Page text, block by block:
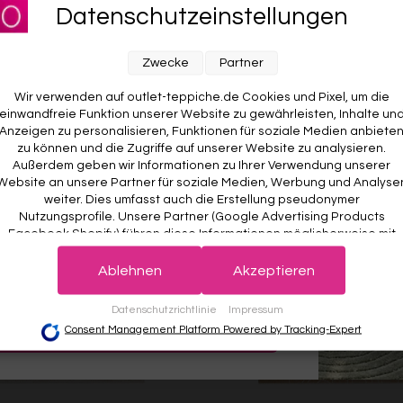
Vintage"
Datenschutzeinstellungen
Wir verwenden auf outlet-teppiche.de Cookies und Pixel, um die
einwandfreie Funktion unserer Website zu gewährleisten, Inhalte und
Anzeigen zu personalisieren, Funktionen für soziale Medien anbieten
zu können und die Zugriffe auf unserer Website zu analysieren.
Außerdem geben wir Informationen zu Ihrer Verwendung unserer
an unsere Partner für soziale Medien, Werbung und
weiter. Dies umfasst auch die Erstellung pseudonymer
Nutzungsprofile. Unsere Partner (Google Advertising Products
Facebook Shopify) führen diese Informationen möglicherweise mit
weiteren Daten zusammen, die Sie ihnen bereitgestellt haben (bspw.
anhand eines persönlichen Accounts) oder welche sie im Rahmen
können Sie jederzeit widerrufen, indem Sie auf den Datenschutz-
Button links unten klicken und dort die entsprechenden Anpassungen
vornehmen.
Datenschutzrichtlinie Impressum
Zwecke Partner
Ablehnen Akzeptieren
Consent Management Platform Powered by Tracking-Expert
AUF DEINE
BESTELLUNG! 😍
Deine Daten werden sicher gespeichert und gemäß unserer
Der Willkommensrabatt ist nur einmal pro Kunde gültig – auch bei
Anmeldung wird kein weiterer Code vergeben.
JETZT ANMELDEN